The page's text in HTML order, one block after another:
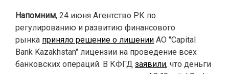
Напомним, 24 июня Агентство РК по
регулированию и развитию финансового
рынка приняло решение о лишении АО "Capital
Bank Kazakhstan" лицензии на проведение всех
банковских операций. В КФГД заявили, что деньги